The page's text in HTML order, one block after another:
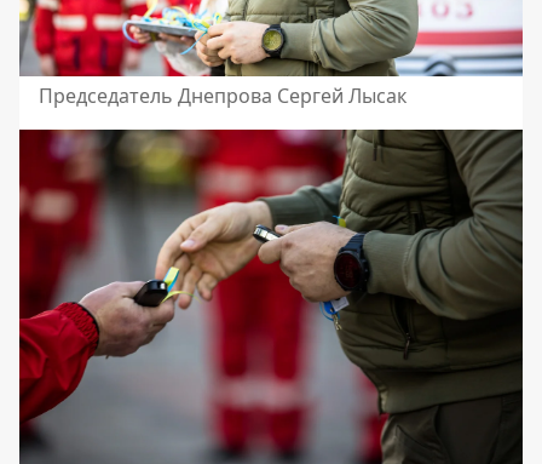
Председатель Днепрова Сергей Лысак